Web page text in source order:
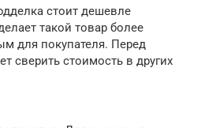
стоит дешевле
такой товар более
для покупателя. Перед
сверить стоимость в других